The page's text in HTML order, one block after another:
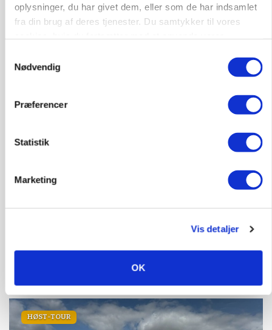
oplysninger, du har givet dem, eller som de har indsamlet
fra din brug af deres tjenester. Du samtykker til vores
Nødvendig
Præferencer
Statistik
Marketing
Vis detaljer
OK
KLUMME
Ny griseprognose kan give anledning til et nyt
budgettjek
Grambogård får oksekød på menuen hos
HØST-TOUR